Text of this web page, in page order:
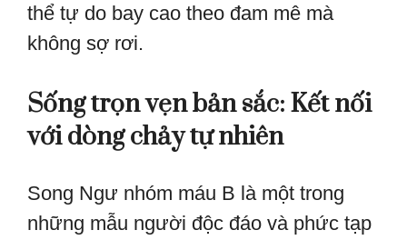
thể tự do bay cao theo đam mê mà
không sợ rơi.
Sống trọn vẹn bản sắc: Kết nối
với dòng chảy tự nhiên
Song Ngư nhóm máu B là một trong
những mẫu người độc đáo và phức tạp